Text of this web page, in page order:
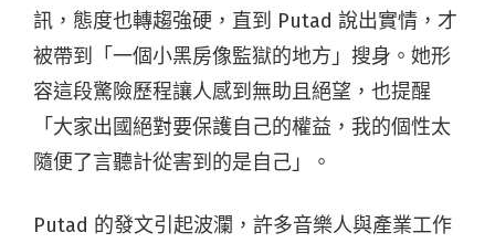
訊，態度也轉趨強硬，直到 Putad 說出實情，才
被帶到「一個小黑房像監獄的地方」搜身。她形
容這段驚險歷程讓人感到無助且絕望，也提醒
「大家出國絕對要保護自己的權益，我的個性太
隨便了言聽計從害到的是自己」。
Putad 的發文引起波瀾，許多音樂人與產業工作